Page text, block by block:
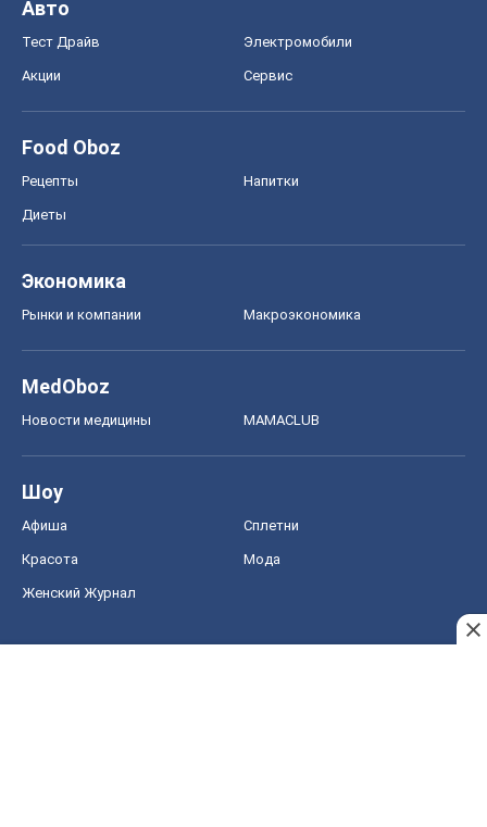
Авто
Тест Драйв Электромобили
Акции Сервис
Food Oboz
Рецепты Напитки
Диеты
Экономика
Рынки и компании Mакроэкономика
MedOboz
Новости медицины MAMACLUB
Шоу
Афиша Сплетни
Красота Мода
Женский Журнал